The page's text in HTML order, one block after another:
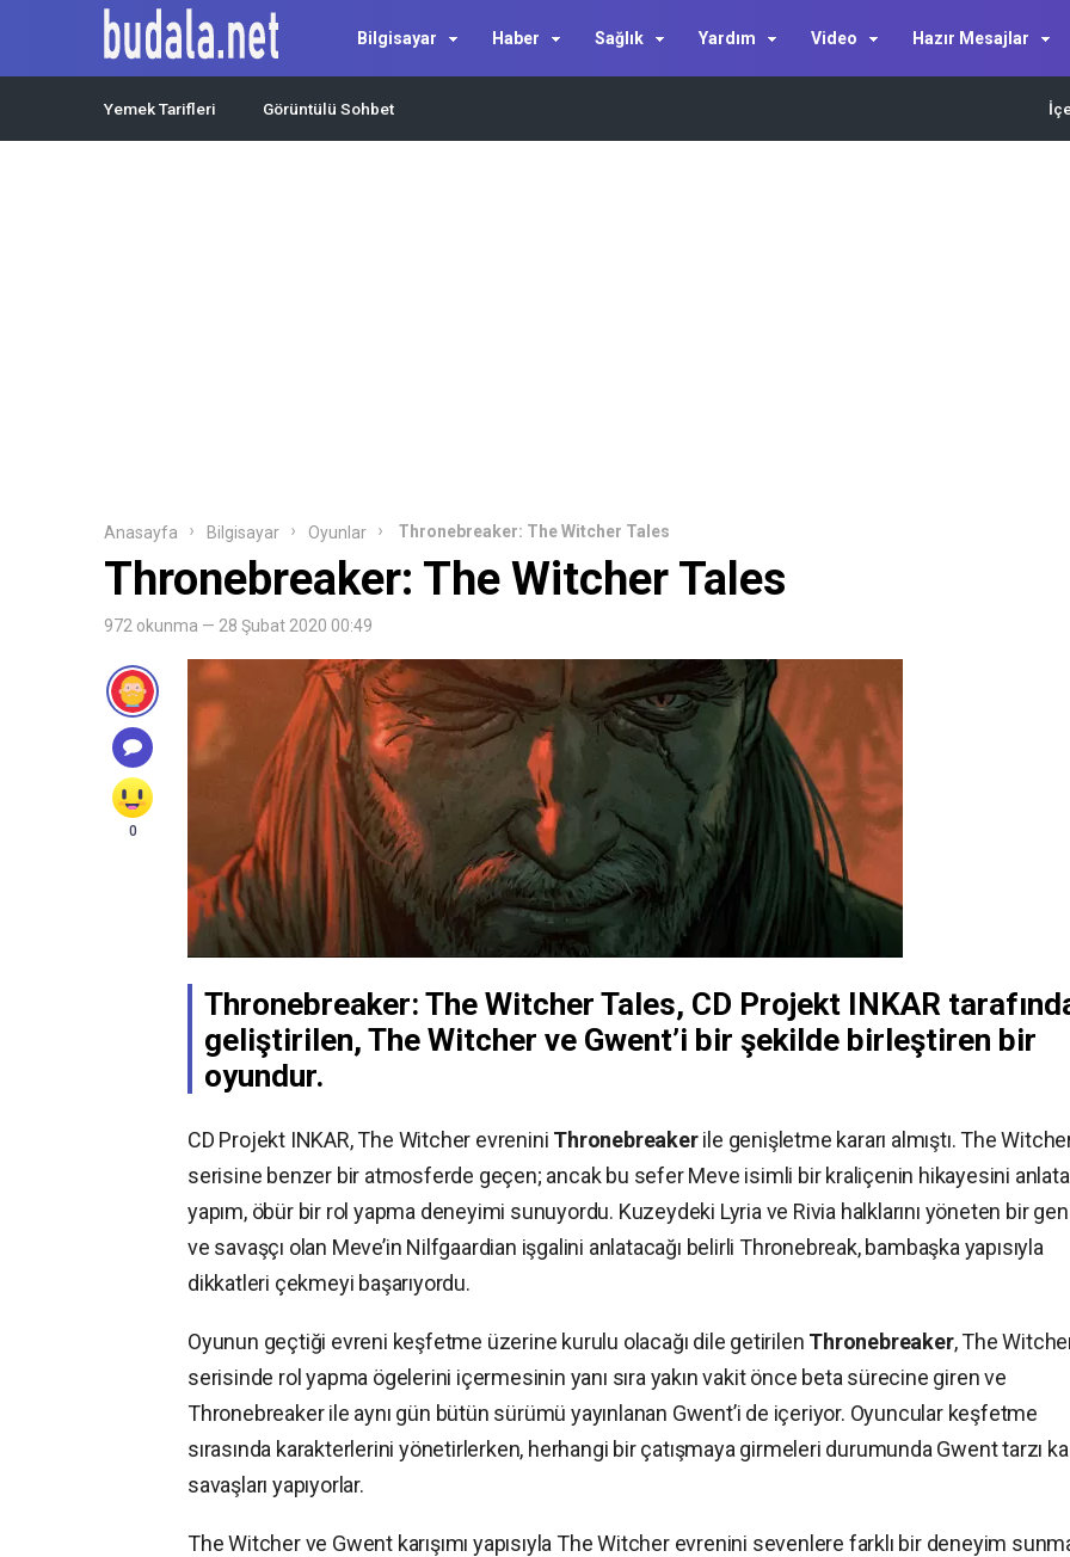
Bilgisayar Haber Sağlık Yardım Video Hazır Mesajlar
Yemek Tarifleri Görüntülü Sohbet
Anasayfa Bilgisayar Oyunlar Thronebreaker: The Witcher Tales
Thronebreaker: The Witcher Tales
972 okunma — 28 Şubat 2020 00:49
0
Thronebreaker: The Witcher Tales, CD Projekt INKAR
geliştirilen, The Witcher ve Gwent’i bir şekilde birleştiren bir
oyundur.
CD Projekt INKAR, The Witcher evrenini Thronebreakerile genişletme kararı almıştı. The
serisine benzer bir atmosferde geçen; ancak bu sefer Meve isimli bir kraliçenin hikayesini
yapım, öbür bir rol yapma deneyimi sunuyordu. Kuzeydeki Lyria ve Rivia halklarını yöneten bir
ve savaşçı olan Meve’in Nilfgaardian işgalini anlatacağı belirli Thronebreak, bambaşka yapısıyla
dikkatleri çekmeyi başarıyordu.
Oyunun geçtiği evreni keşfetme üzerine kurulu olacağı dile getirilen Thronebreaker, The
serisinde rol yapma ögelerini içermesinin yanı sıra yakın vakit önce beta sürecine giren ve
Thronebreaker ile aynı gün bütün sürümü yayınlanan Gwent’i de içeriyor. Oyuncular keşfetme
sırasında karakterlerini yönetirlerken, herhangi bir çatışmaya girmeleri durumunda Gwent tarzı
savaşları yapıyorlar.
The Witcher ve Gwent karışımı yapısıyla The Witcher evrenini sevenlere farklı bir deneyim